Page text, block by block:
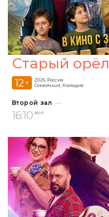
Старый орёл
12 +
2026, Россия
Семейный, Комедия
Второй зал
16:10 350 ₽